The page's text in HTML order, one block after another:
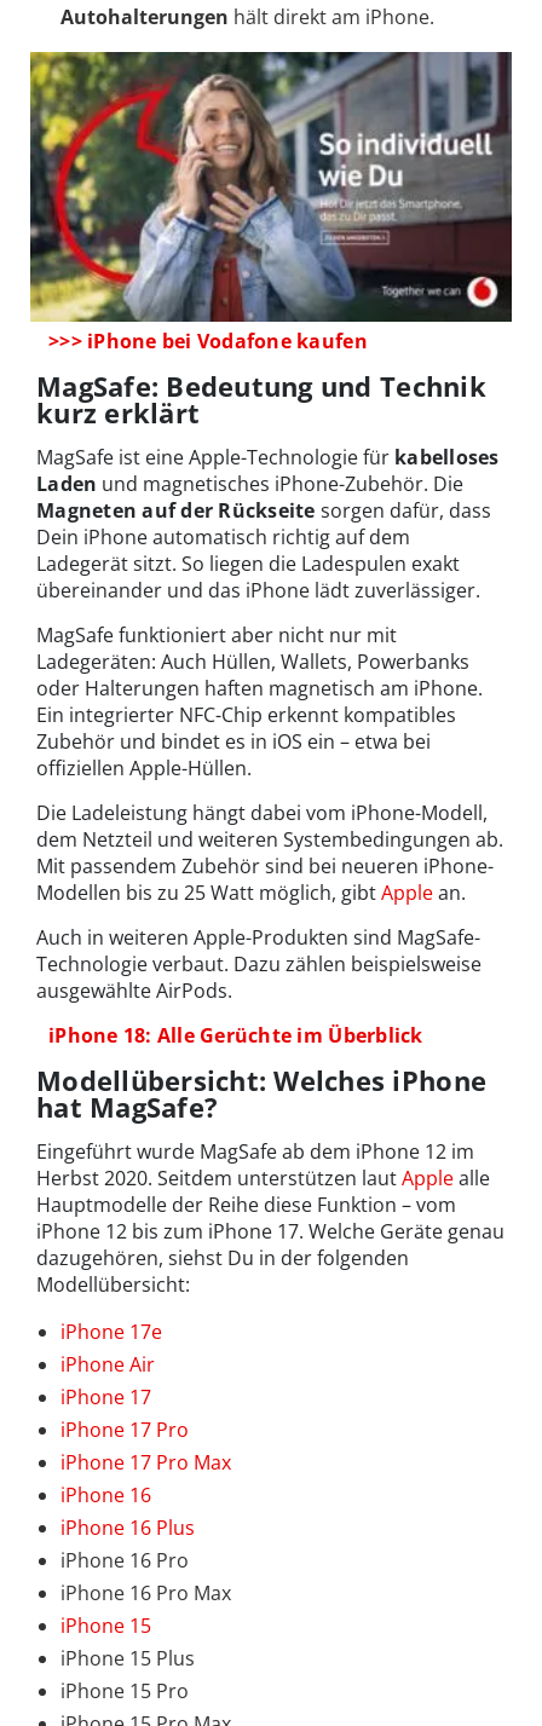
Autohalterungen hält direkt am iPhone.
>>> iPhone bei Vodafone kaufen
MagSafe: Bedeutung und Technik
kurz erklärt
MagSafe ist eine Apple-Technologie für kabelloses
Laden und magnetisches iPhone-Zubehör. Die
Magneten auf der Rückseite sorgen dafür, dass
Dein iPhone automatisch richtig auf dem
Ladegerät sitzt. So liegen die Ladespulen exakt
übereinander und das iPhone lädt zuverlässiger.
MagSafe funktioniert aber nicht nur mit
Ladegeräten: Auch Hüllen, Wallets, Powerbanks
oder Halterungen haften magnetisch am iPhone.
Ein integrierter NFC-Chip erkennt kompatibles
Zubehör und bindet es in iOS ein – etwa bei
offiziellen Apple-Hüllen.
Die Ladeleistung hängt dabei vom iPhone-Modell,
dem Netzteil und weiteren Systembedingungen ab.
Mit passendem Zubehör sind bei neueren iPhone-
Modellen bis zu 25 Watt möglich, gibtApplean.
Auch in weiteren Apple-Produkten sind MagSafe-
Technologie verbaut. Dazu zählen beispielsweise
ausgewählte AirPods.
iPhone 18: Alle Gerüchte im Überblick
Modellübersicht: Welches iPhone
hat MagSafe?
Eingeführt wurde MagSafe ab dem iPhone 12 im
Herbst 2020. Seitdem unterstützen lautApplealle
Hauptmodelle der Reihe diese Funktion – vom
iPhone 12 bis zum iPhone 17. Welche Geräte genau
dazugehören, siehst Du in der folgenden
Modellübersicht:
iPhone 17e
iPhone Air
iPhone 17
iPhone 17 Pro
iPhone 17 Pro Max
iPhone 16
iPhone 16 Plus
iPhone 16 Pro
iPhone 16 Pro Max
iPhone 15
iPhone 15 Plus
iPhone 15 Pro